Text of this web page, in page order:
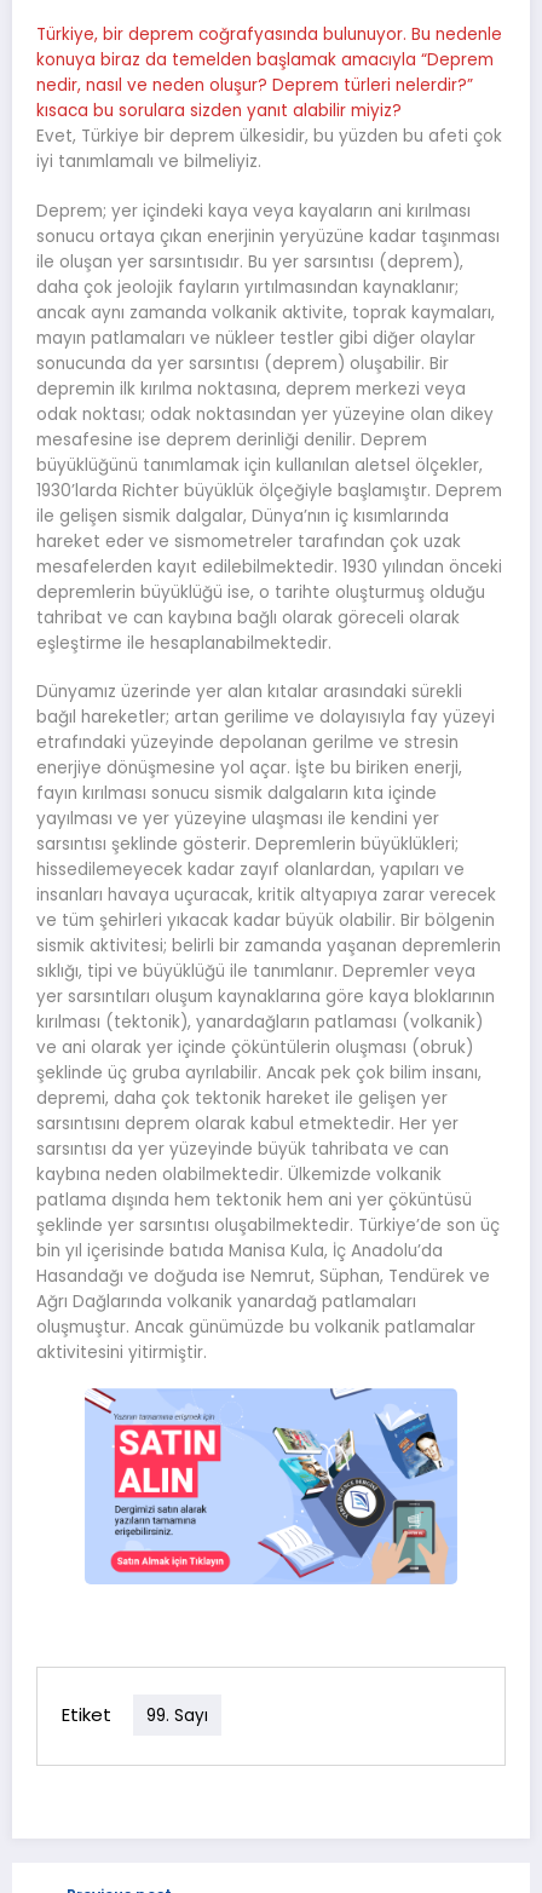
Türkiye, bir deprem coğrafyasında bulunuyor. Bu nedenle
konuya biraz da temelden başlamak amacıyla “Deprem
nedir, nasıl ve neden oluşur? Deprem türleri nelerdir?”
kısaca bu sorulara sizden yanıt alabilir miyiz?
Evet, Türkiye bir deprem ülkesidir, bu yüzden bu afeti çok
iyi tanımlamalı ve bilmeliyiz.
Deprem; yer içindeki kaya veya kayaların ani kırılması
sonucu ortaya çıkan enerjinin yeryüzüne kadar taşınması
ile oluşan yer sarsıntısıdır. Bu yer sarsıntısı (deprem),
daha çok jeolojik fayların yırtılmasından kaynaklanır;
ancak aynı zamanda volkanik aktivite, toprak kaymaları,
mayın patlamaları ve nükleer testler gibi diğer olaylar
sonucunda da yer sarsıntısı (deprem) oluşabilir. Bir
depremin ilk kırılma noktasına, deprem merkezi veya
odak noktası; odak noktasından yer yüzeyine olan dikey
mesafesine ise deprem derinliği denilir. Deprem
büyüklüğünü tanımlamak için kullanılan aletsel ölçekler,
1930’larda Richter büyüklük ölçeğiyle başlamıştır. Deprem
ile gelişen sismik dalgalar, Dünya’nın iç kısımlarında
hareket eder ve sismometreler tarafından çok uzak
mesafelerden kayıt edilebilmektedir. 1930 yılından önceki
depremlerin büyüklüğü ise, o tarihte oluşturmuş olduğu
tahribat ve can kaybına bağlı olarak göreceli olarak
eşleştirme ile hesaplanabilmektedir.
Dünyamız üzerinde yer alan kıtalar arasındaki sürekli
bağıl hareketler; artan gerilime ve dolayısıyla fay yüzeyi
etrafındaki yüzeyinde depolanan gerilme ve stresin
enerjiye dönüşmesine yol açar. İşte bu biriken enerji,
fayın kırılması sonucu sismik dalgaların kıta içinde
yayılması ve yer yüzeyine ulaşması ile kendini yer
sarsıntısı şeklinde gösterir. Depremlerin büyüklükleri;
hissedilemeyecek kadar zayıf olanlardan, yapıları ve
insanları havaya uçuracak, kritik altyapıya zarar verecek
ve tüm şehirleri yıkacak kadar büyük olabilir. Bir bölgenin
sismik aktivitesi; belirli bir zamanda yaşanan depremlerin
sıklığı, tipi ve büyüklüğü ile tanımlanır. Depremler veya
yer sarsıntıları oluşum kaynaklarına göre kaya bloklarının
kırılması (tektonik), yanardağların patlaması (volkanik)
ve ani olarak yer içinde çöküntülerin oluşması (obruk)
şeklinde üç gruba ayrılabilir. Ancak pek çok bilim insanı,
depremi, daha çok tektonik hareket ile gelişen yer
sarsıntısını deprem olarak kabul etmektedir. Her yer
sarsıntısı da yer yüzeyinde büyük tahribata ve can
kaybına neden olabilmektedir. Ülkemizde volkanik
patlama dışında hem tektonik hem ani yer çöküntüsü
şeklinde yer sarsıntısı oluşabilmektedir. Türkiye’de son üç
bin yıl içerisinde batıda Manisa Kula, İç Anadolu’da
Hasandağı ve doğuda ise Nemrut, Süphan, Tendürek ve
Ağrı Dağlarında volkanik yanardağ patlamaları
oluşmuştur. Ancak günümüzde bu volkanik patlamalar
aktivitesini yitirmiştir.
Etiket 99. Sayı